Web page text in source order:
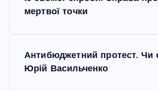
мертвої точки
Антибюджетний протест. Чи
Юрій Васильченко